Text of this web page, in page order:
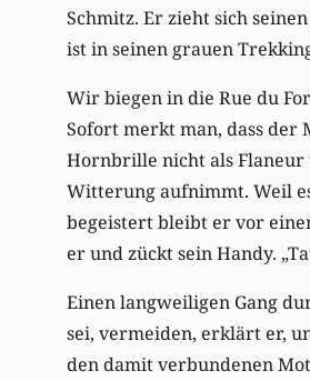
Schmitz. Er zieht sich
ist in seinen grauen
Wir biegen in die Rue du
Sofort merkt man, dass
Hornbrille nicht als
Witterung aufnimmt. Weil
begeistert bleibt er vor
er und zückt sein Handy.
Einen langweiligen Gang
sei, vermeiden, erklärt er,
den damit verbundenen